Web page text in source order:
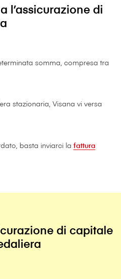
l’assicurazione di
somma, compresa tra
stazionaria, V⁠i⁠s⁠a⁠n⁠a vi versa
basta inviarci la fattura
di capitale